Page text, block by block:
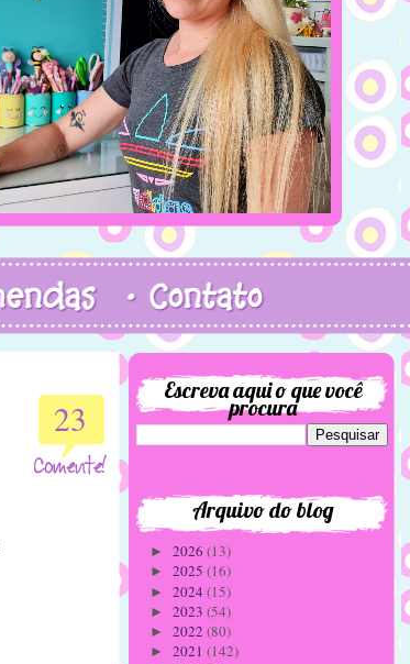
23
Escreva aqui o que você
procura
Arquivo do blog
► 2026 (13)
► 2025 (16)
► 2024 (15)
► 2023 (54)
► 2022 (80)
► 2021 (142)